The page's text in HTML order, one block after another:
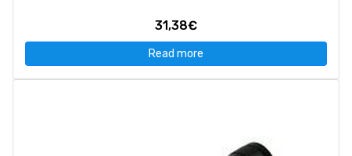
31,38€
Read more